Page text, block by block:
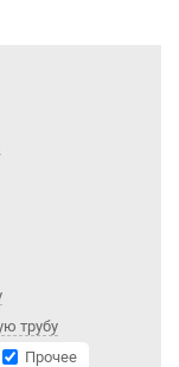
трубу
Прочее